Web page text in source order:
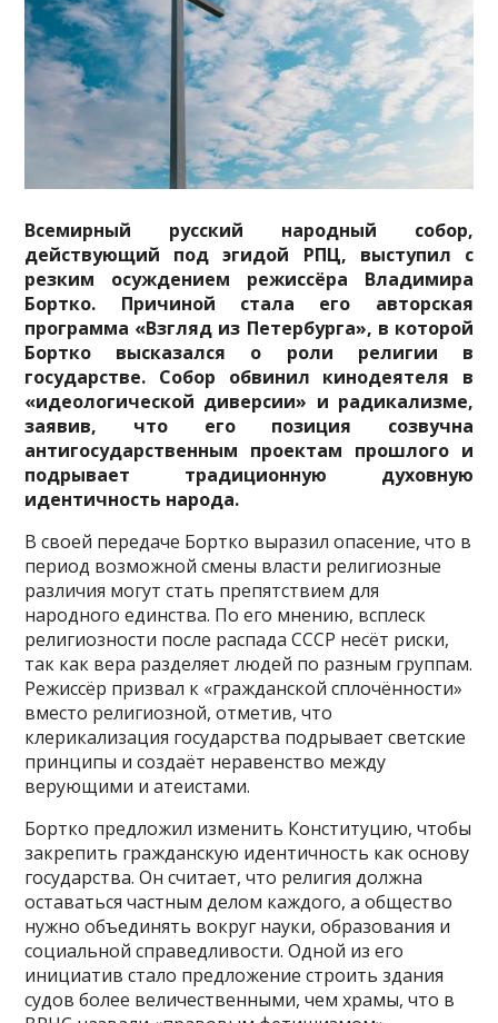
Всемирный русский народный собор,
действующий под эгидой РПЦ, выступил с
резким осуждением режиссёра Владимира
Бортко. Причиной стала его авторская
программа «Взгляд из Петербурга», в которой
Бортко высказался о роли религии в
государстве. Собор обвинил кинодеятеля в
«идеологической диверсии» и радикализме,
заявив, что его позиция созвучна
антигосударственным проектам прошлого и
подрывает традиционную духовную
идентичность народа.
В своей передаче Бортко выразил опасение, что в
период возможной смены власти религиозные
различия могут стать препятствием для
народного единства. По его мнению, всплеск
религиозности после распада СССР несёт риски,
так как вера разделяет людей по разным группам.
Режиссёр призвал к «гражданской сплочённости»
вместо религиозной, отметив, что
клерикализация государства подрывает светские
принципы и создаёт неравенство между
верующими и атеистами.
Бортко предложил изменить Конституцию, чтобы
закрепить гражданскую идентичность как основу
государства. Он считает, что религия должна
оставаться частным делом каждого, а общество
нужно объединять вокруг науки, образования и
социальной справедливости. Одной из его
инициатив стало предложение строить здания
судов более величественными, чем храмы, что в